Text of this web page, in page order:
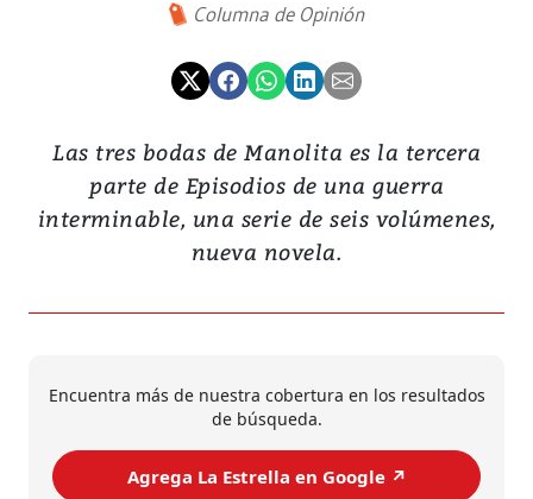
Columna de Opinión
Las tres bodas de Manolita es la tercera
parte de Episodios de una guerra
interminable, una serie de seis volúmenes,
nueva novela.
Encuentra más de nuestra cobertura en los resultados
de búsqueda.
Agrega La Estrella en Google ↗️